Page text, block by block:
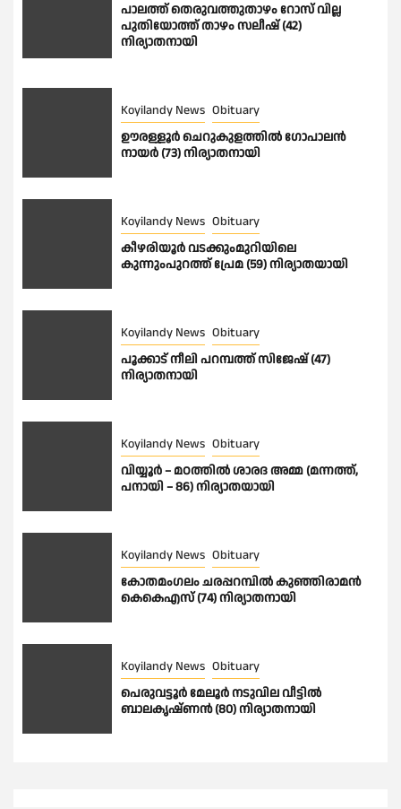
പാലത്ത് തെരുവത്തുതാഴം റോസ് വില്ല
പുതിയോത്ത് താഴം സലീഷ് (42)
നിര്യാതനായി
Koyilandy News Obituary
ഊരള്ളൂര്‍ ചെറുകുളത്തിൽ ഗോപാലൻ
നായർ (73) നിര്യാതനായി
Koyilandy News Obituary
കീഴരിയൂർ വടക്കുംമുറിയിലെ
കുന്നുംപുറത്ത് പ്രേമ (59) നിര്യാതയായി
Koyilandy News Obituary
പൂക്കാട് നീലി പറമ്പത്ത് സിജേഷ് (47)
നിര്യാതനായി
Koyilandy News Obituary
വിയ്യൂർ – മഠത്തിൽ ശാരദ അമ്മ (മന്നത്ത്,
പനായി – 86) നിര്യാതയായി
Koyilandy News Obituary
കോതമംഗലം ചരപ്പറമ്പിൽ കുഞ്ഞിരാമൻ
കെകെഎസ് (74) നിര്യാതനായി
Koyilandy News Obituary
പെരുവട്ടൂർ മേലൂർ നടുവില വീട്ടിൽ
ബാലകൃഷ്ണൻ (80) നിര്യാതനായി